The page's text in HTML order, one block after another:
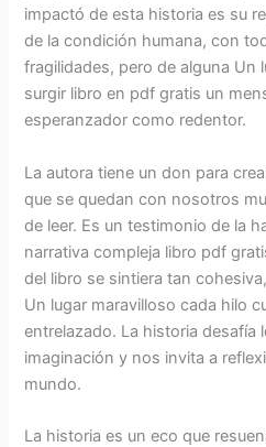
impactó de esta historia es su
de la condición humana, con
fragilidades, pero de alguna Un
surgir libro en pdf gratis un
esperanzador como redentor.
La autora tiene un don para
que se quedan con nosotros
de leer. Es un testimonio de la
narrativa compleja libro pdf
del libro se sintiera tan
Un lugar maravilloso cada hilo
entrelazado. La historia desafía
imaginación y nos invita a
mundo.
La historia es un eco que